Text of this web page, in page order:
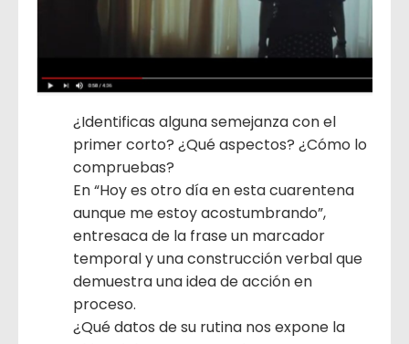
¿Identificas alguna semejanza con el
primer corto? ¿Qué aspectos? ¿Cómo lo
compruebas?
En “Hoy es otro día en esta cuarentena
aunque me estoy acostumbrando”,
entresaca de la frase un marcador
temporal y una construcción verbal que
demuestra una idea de acción en
proceso.
¿Qué datos de su rutina nos expone la